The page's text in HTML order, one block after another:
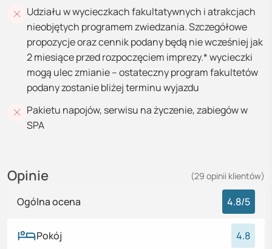
Udziału w wycieczkach fakultatywnych i atrakcjach
nieobjętych programem zwiedzania. Szczegółowe
propozycje oraz cennik podany będą nie wcześniej jak
2 miesiące przed rozpoczęciem imprezy.* wycieczki
mogą ulec zmianie – ostateczny program fakultetów
podany zostanie bliżej terminu wyjazdu
Pakietu napojów, serwisu na życzenie, zabiegów w
SPA
Opinie (29 opinii klientów)
Ogólna ocena 4.8/5
Pokój 4.8